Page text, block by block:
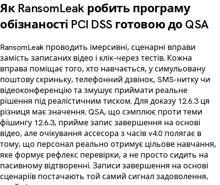
Як RansomLeak робить програму
обізнаності PCI DSS готовою до QSA
RansomLeak проводить імерсивні, сценарні вправи
замість записаних відео і клік-через тестів. Кожна
вправа поміщає того, хто навчається, у симульовану
поштову скриньку, телефонний дзвінок, SMS-нитку чи
відеоконференцію та змушує приймати реальне
рішення під реалістичним тиском. Для доказу 12.6.3 ця
різниця має значення. QSA, що сэмплює проти теми
фішингу 12.6.3, прийме запис завершення на основі
відео, але очікування ассесора з часів v4.0 полягає в
тому, що персонал реально отримує цільове навчання,
яке формує рефлекс перевірки, а не просто сидить на
пасивному відтворенні. Записи завершення на основі
сценаріїв постачають той самий сигнал задоволення,